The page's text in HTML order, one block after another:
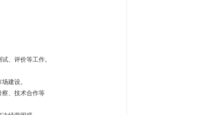
、评价等工作。
建设。
察、技术合作等